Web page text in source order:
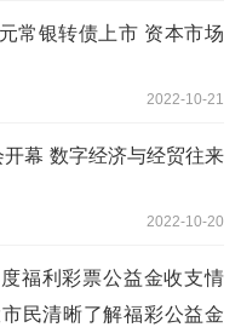
常银转债上市 资本市场
2022-10-21
幕 数字经济与经贸往来
2022-10-20
福利彩票公益金收支情
民清晰了解福彩公益金